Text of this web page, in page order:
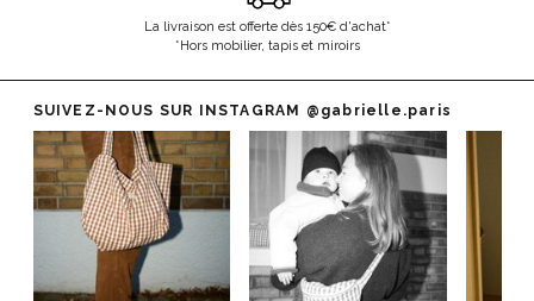
La livraison est offerte dès 150€ d'achat*
*Hors mobilier, tapis et miroirs
SUIVEZ-NOUS SUR INSTAGRAM @gabrielle.paris